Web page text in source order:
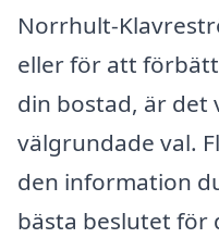
Norrhult-
eller för att
din bostad, är det
välgrundade val.
den information
bästa beslutet för